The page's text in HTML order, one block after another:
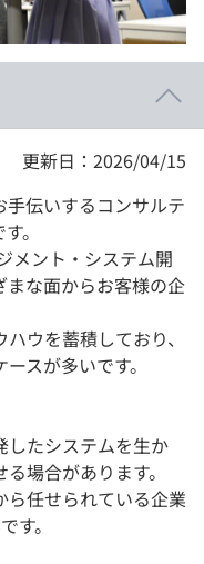
更新日：2026/04/15
伝いするコンサルテ
。
メント・システム開
な面からお客様の企
ウを蓄積しており、
スが多いです。
したシステムを生か
場合があります。
ら任せられている企業
す。